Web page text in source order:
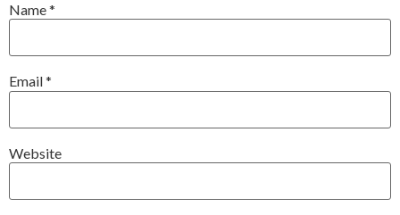
Name*
Email*
Website